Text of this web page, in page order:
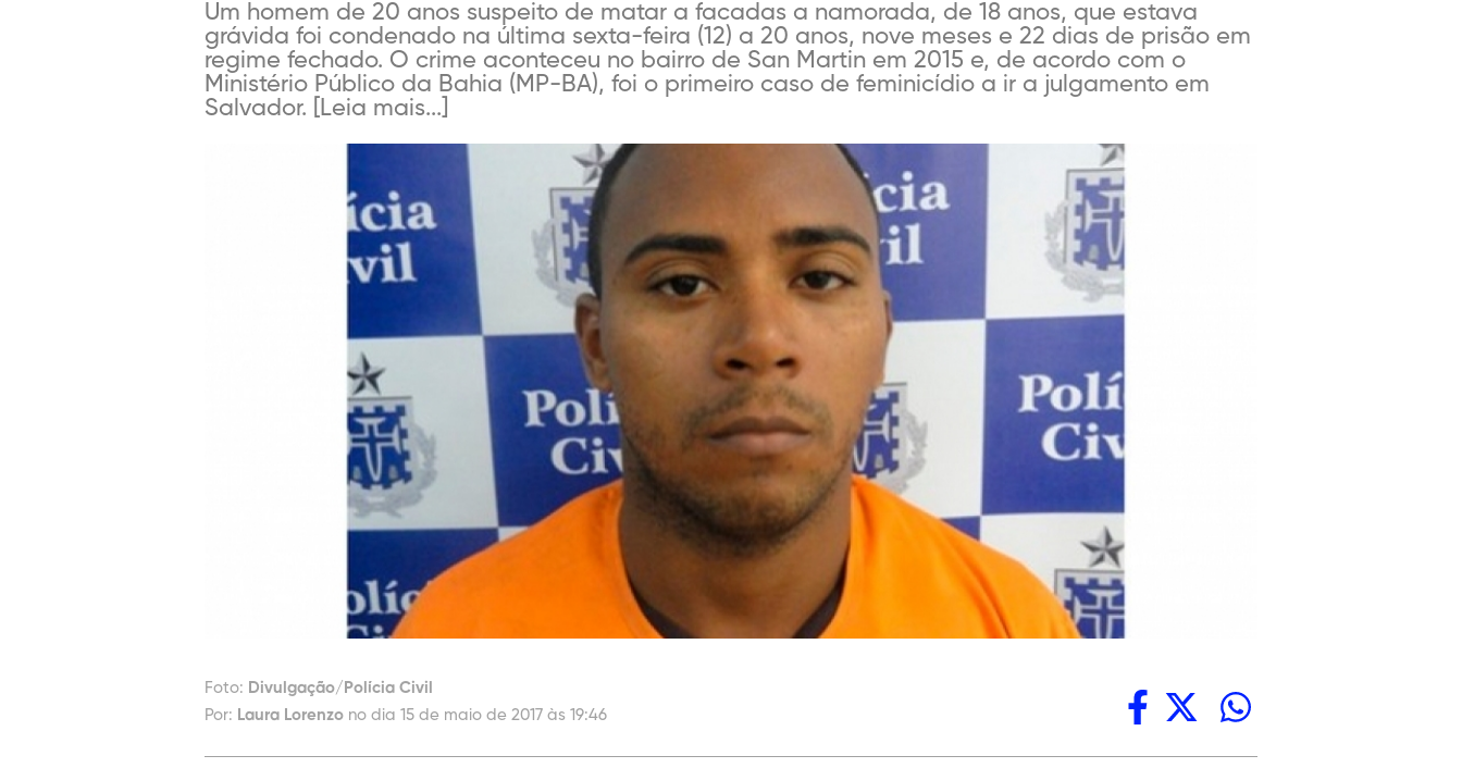
Um homem de 20 anos suspeito de matar a facadas a namorada, de 18 anos, que estava
grávida foi condenado na última sexta-feira (12) a 20 anos, nove meses e 22 dias de prisão em
regime fechado. O crime aconteceu no bairro de San Martin em 2015 e, de acordo com o
Ministério Público da Bahia (MP-BA), foi o primeiro caso de feminicídio a ir a julgamento em
Salvador. [Leia mais...]
Foto: Divulgação/Polícia Civil
Por: Laura Lorenzo no dia 15 de maio de 2017 às 19:46